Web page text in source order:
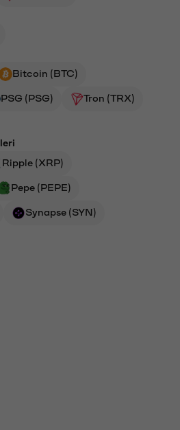
Bitcoin (BTC)
PSG (PSG) Tron (TRX)
Ripple (XRP)
Pepe (PEPE)
Synapse (SYN)